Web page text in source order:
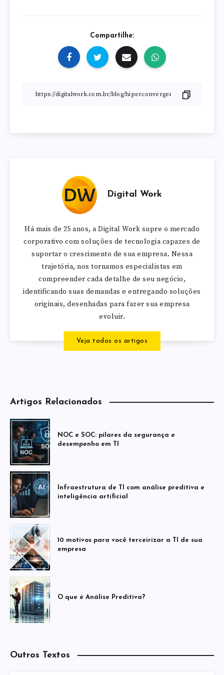
Compartilhe:
Digital Work
Há mais de 25 anos, a Digital Work supre o mercado
corporativo com soluções de tecnologia capazes de
suportar o crescimento de sua empresa. Nessa
trajetória, nos tornamos especialistas em
compreender cada detalhe de seu negócio,
identificando suas demandas e entregando soluções
originais, desenhadas para fazer sua empresa
evoluir.
Veja todos os artigos
Artigos Relacionados
NOC e SOC: pilares da segurança e
desempenho em TI
Infraestrutura de TI com análise preditiva e
inteligência artificial
10 motivos para você terceirizar a TI de sua
empresa
O que é Análise Preditiva?
Outros Textos